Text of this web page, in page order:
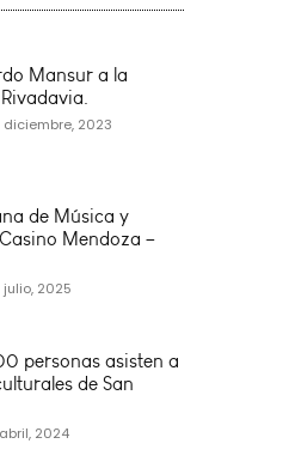
Mansur a la
diciembre, 2023
de Música y
Mendoza –
julio, 2025
personas asisten a
de San
2024